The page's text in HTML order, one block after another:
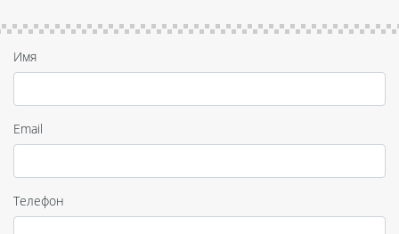
Имя
Email
Телефон